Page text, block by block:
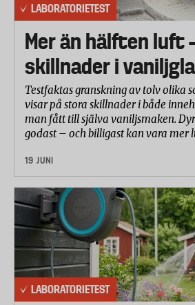
LABORATORIETEST
Mer än hälften luft
skillnader i
Testfaktas granskning av tolv olika
visar på stora skillnader i både
man fått till själva vaniljsmaken.
godast – och billigast kan vara mer
19 JUNI
LABORATORIETEST